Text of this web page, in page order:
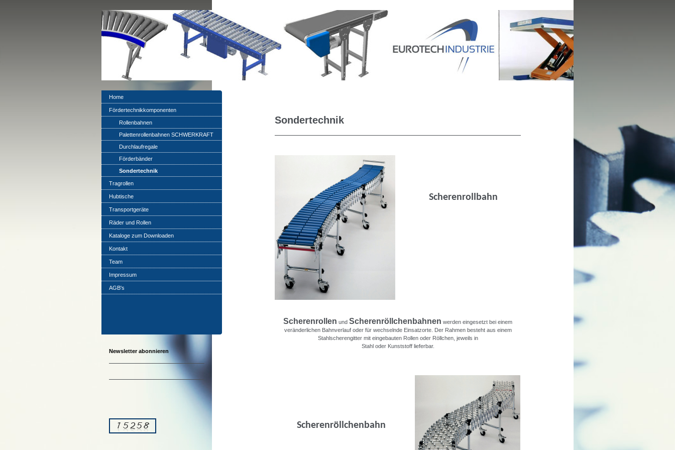
Sondertechnik
Scherenrollbahn
Scherenrollen und Scherenröllchenbahnen werden eingesetzt bei einem
veränderlichen Bahnverlauf oder für wechselnde Einsatzorte. Der Rahmen besteht aus einem
Stahlscherengitter mit eingebauten Rollen oder Röllchen, jeweils in
Stahl oder Kunststoff lieferbar.
Scherenröllchenbahn
Home
Fördertechnikkomponenten
Rollenbahnen
Palettenrollenbahnen SCHWERKRAFT
Durchlaufregale
Förderbänder
Sondertechnik
Tragrollen
Hubtische
Transportgeräte
Räder und Rollen
Kataloge zum Downloaden
Kontakt
Team
Impressum
AGB's
Newsletter abonnieren